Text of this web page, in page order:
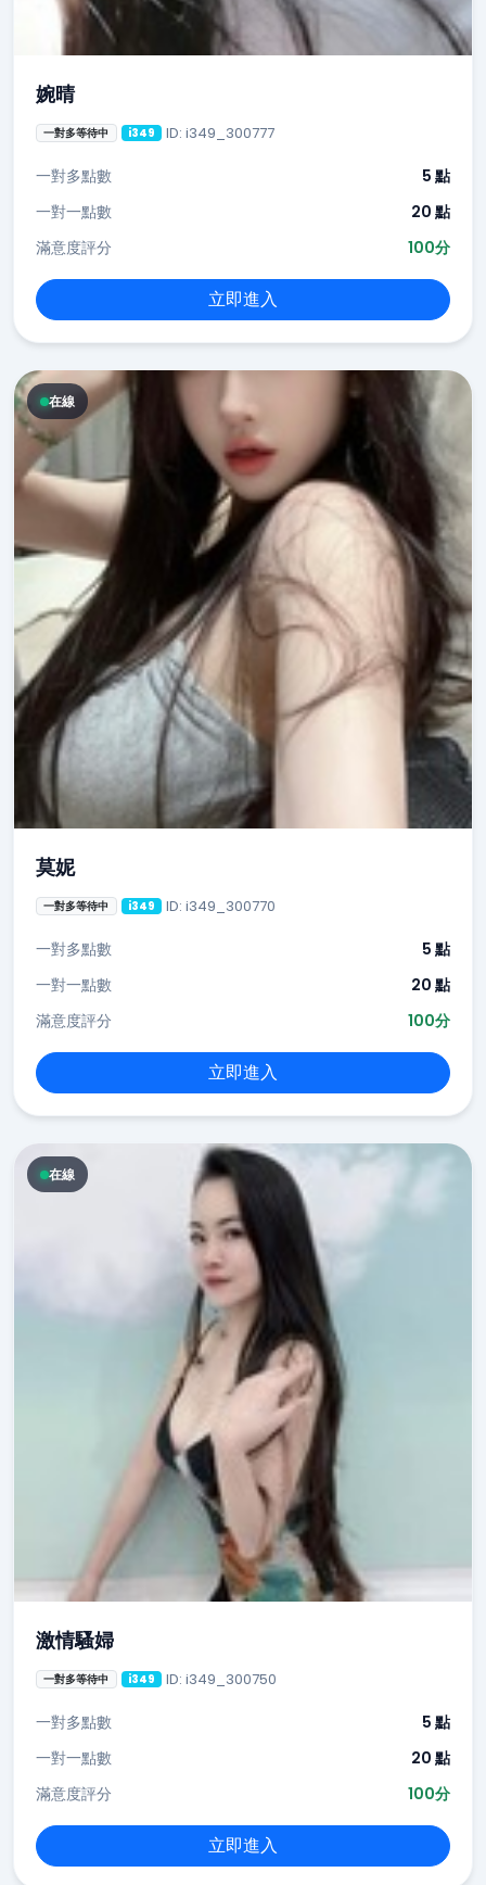
婉晴
一對多等待中 i349 ID: i349_300777
一對多點數
5 點
一對一點數
20 點
滿意度評分
100分
立即進入
在線
莫妮
一對多等待中 i349 ID: i349_300770
一對多點數
5 點
一對一點數
20 點
滿意度評分
100分
立即進入
在線
激情騷婦
一對多等待中 i349 ID: i349_300750
一對多點數
5 點
一對一點數
20 點
滿意度評分
100分
立即進入